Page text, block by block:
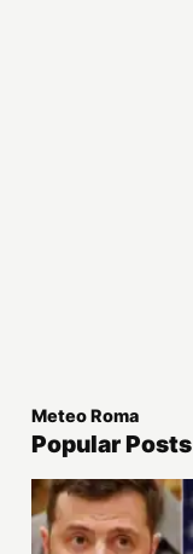
Meteo Roma
Popular Posts